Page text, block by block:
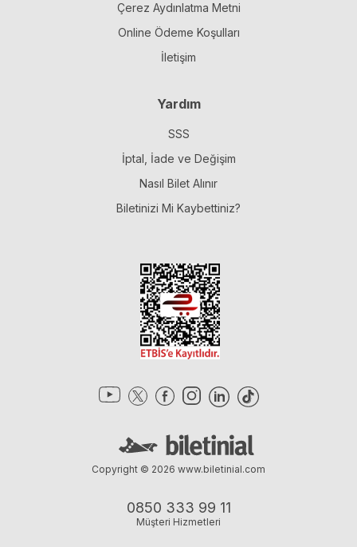
Çerez Aydınlatma Metni
Online Ödeme Koşulları
İletişim
Yardım
SSS
İptal, İade ve Değişim
Nasıl Bilet Alınır
Biletinizi Mi Kaybettiniz?
0850 333 99 11
Müşteri Hizmetleri
Copyright © 2026 www.biletinial.com